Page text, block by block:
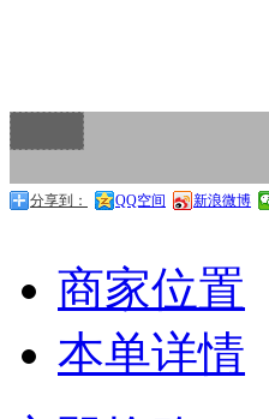
分享到： QQ空间 新浪微博
商家位置
本单详情